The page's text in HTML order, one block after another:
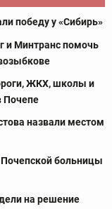
победу у «Сибирь»
и Минтранс помочь
ЖКХ, школы и
Почепе
назвали местом
больницы
на решение